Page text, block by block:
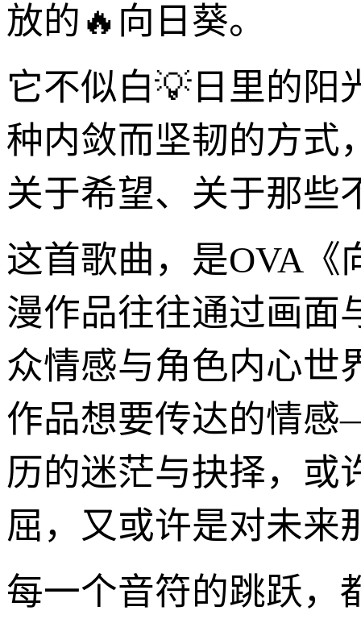
放的🔥向日葵。
它不似白💡日里的阳
种内敛而坚韧的方式
关于希望、关于那些
这首歌曲，是OVA《
漫作品往往通过画面
众情感与角色内心世
作品想要传达的情
历的迷茫与抉择，或
屈，又或许是对未来
每一个音符的跳跃，